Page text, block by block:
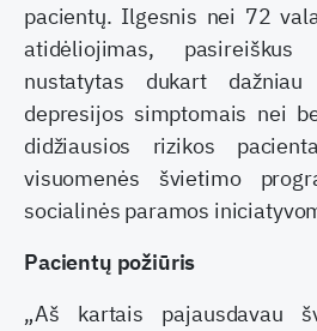
pacientų. Ilgesnis nei 72
atidėliojimas,
nustatytas dukart
depresijos simptomais nei
didžiausios rizikos
visuomenės švietimo
socialinės paramos
Pacientų požiūris
„Aš kartais pajausdavau